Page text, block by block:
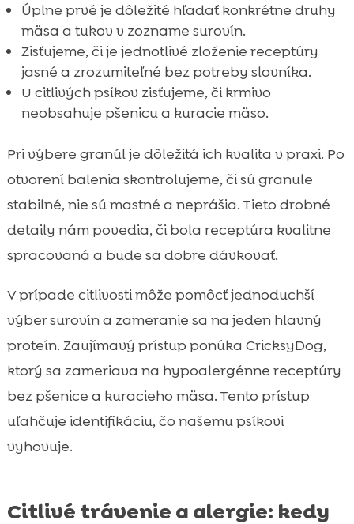
Úplne prvé je dôležité hľadať konkrétne druhy
mäsa a tukov v zozname surovín.
Zisťujeme, či je jednotlivé zloženie receptúry
jasné a zrozumiteľné bez potreby slovníka.
U citlivých psíkov zisťujeme, či krmivo
neobsahuje pšenicu a kuracie mäso.
Pri výbere granúl je dôležitá ich kvalita v praxi. Po
otvorení balenia skontrolujeme, či sú granule
stabilné, nie sú mastné a neprášia. Tieto drobné
detaily nám povedia, či bola receptúra kvalitne
spracovaná a bude sa dobre dávkovať.
V prípade citlivosti môže pomôcť jednoduchší
výber surovín a zameranie sa na jeden hlavný
proteín. Zaujímavý prístup ponúka CricksyDog,
ktorý sa zameriava na hypoalergénne receptúry
bez pšenice a kuracieho mäsa. Tento prístup
uľahčuje identifikáciu, čo našemu psíkovi
vyhovuje.
Citlivé trávenie a alergie: kedy